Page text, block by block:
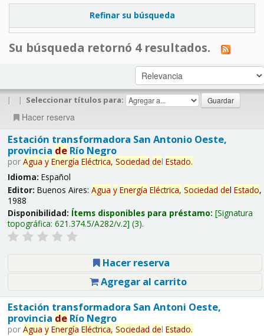
Refinar su búsqueda
Su búsqueda retornó 4 resultados.
| | Seleccionar títulos para:
Hacer reserva
Estación transformadora San Antonio Oeste,
provincia deRío Negro
por Agua y Energía Eléctrica, Sociedad del Estado.
Idioma: Español
Editor: Buenos Aires: Agua y Energía Eléctrica, Sociedad del Estado,
1988
Disponibilidad: Ítems disponibles para préstamo: Signatura
topográfica: 621.374.5/A282/v.2 (3).
Hacer reserva
Agregar al carrito
Estación transformadora San Antoni Oeste,
provincia deRío Negro
por Agua y Energía Eléctrica, Sociedad del Estado.